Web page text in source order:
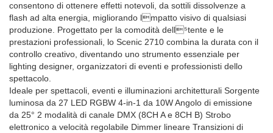
consentono di ottenere effetti notevoli, da sottili dissolvenze a
flash ad alta energia, migliorando l⁩mpatto visivo di qualsiasi
produzione. Progettato per la comodità dell⁵tente e le
prestazioni professionali, lo Scenic 2710 combina la durata con il
controllo creativo, diventando uno strumento essenziale per
lighting designer, organizzatori di eventi e professionisti dello
spettacolo.
Ideale per spettacoli, eventi e illuminazioni architetturali Sorgente
luminosa da 27 LED RGBW 4-in-1 da 10W Angolo di emissione
da 25° 2 modalità di canale DMX (8CH A e 8CH B) Strobo
elettronico a velocità regolabile Dimmer lineare Transizioni di